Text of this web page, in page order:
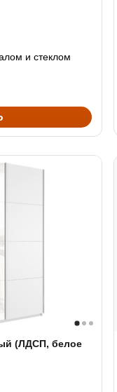
и стеклом
(ЛДСП, белое